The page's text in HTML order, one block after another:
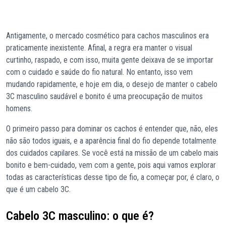
Antigamente, o mercado cosmético para cachos masculinos era
praticamente inexistente. Afinal, a regra era manter o visual
curtinho, raspado, e com isso, muita gente deixava de se importar
com o cuidado e saúde do fio natural. No entanto, isso vem
mudando rapidamente, e hoje em dia, o desejo de manter o cabelo
3C masculino saudável e bonito é uma preocupação de muitos
homens.
O primeiro passo para dominar os cachos é entender que, não, eles
não são todos iguais, e a aparência final do fio depende totalmente
dos cuidados capilares. Se você está na missão de um cabelo mais
bonito e bem-cuidado, vem com a gente, pois aqui vamos explorar
todas as características desse tipo de fio, a começar por, é claro, o
que é um cabelo 3C.
Cabelo 3C masculino: o que é?